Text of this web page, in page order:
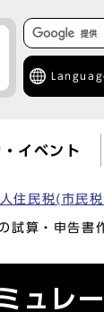
イベント
住民税(市民
算・申告書
レ